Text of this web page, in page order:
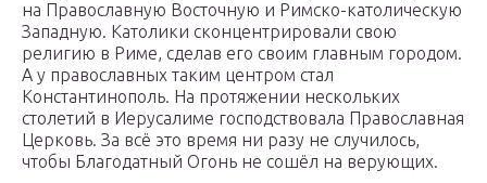
на Православную Восточную и Римско-католическую
Западную. Католики сконцентрировали свою
религию в Риме, сделав его своим главным городом.
А у православных таким центром стал
Константинополь. На протяжении нескольких
столетий в Иерусалиме господствовала Православная
Церковь. За всё это время ни разу не случилось,
чтобы Благодатный Огонь не сошёл на верующих.